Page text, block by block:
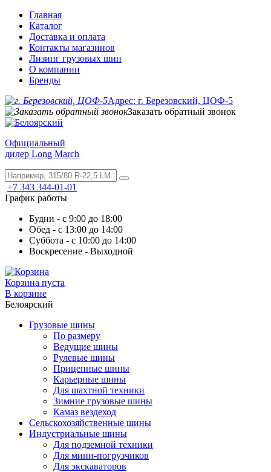
Главная
Каталог
Доставка и оплата
Контакты магазинов
Лизинг грузовых шин
О компании
Бренды
Адрес: г. Березовский, ЦОФ-5
Заказать обратный звонок
Официальный
дилер Long March
+7 343 344-01-01
График работы
Будни - с 9:00 до 18:00
Обед - с 13:00 до 14:00
Суббота - с 10:00 до 14:00
Воскресение - Выходной
Корзина пуста
В корзине
Белоярский
Грузовые шины
По размеру
Ведущие шины
Рулевые шины
Прицепные шины
Карьерные шины
Для шахтной техники
Зимние грузовые шины
Камаз вездеход
Сельскохозяйственные шины
Индустриальные шины
Для подземной техники
Для мини-погрузчиков
Для экскаваторов